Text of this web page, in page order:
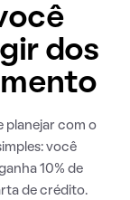
dos
planejar com o
você
10% de
de crédito.